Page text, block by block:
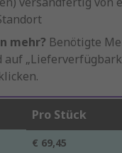
mehr? Benötigte
auf
Pro Stück
€ 69,45